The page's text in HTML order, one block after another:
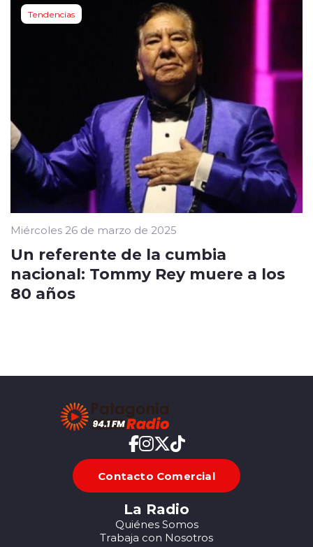
Tendencias
Miércoles 26 de marzo de 2025
Un referente de la cumbia
nacional: Tommy Rey muere a los
80 años
Contacto Comercial
La Radio
Quiénes Somos
Trabaja con Nosotros